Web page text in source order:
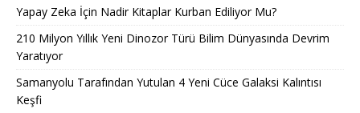
Yapay Zeka İçin Nadir Kitaplar Kurban Ediliyor Mu?
210 Milyon Yıllık Yeni Dinozor Türü Bilim Dünyasında Devrim
Yaratıyor
Samanyolu Tarafından Yutulan 4 Yeni Cüce Galaksi Kalıntısı
Keşfi